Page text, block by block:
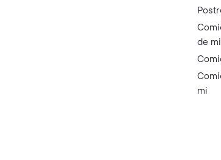
de mi
mi